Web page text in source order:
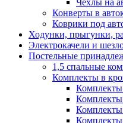
Чехлы на
Конверты в
Коврики под
Ходунки, прыгунки,
Электрокачели и
Постельные
1,5 спальные
Комплекты в
Комплекты
Комплекты
Комплекты
Комплекты